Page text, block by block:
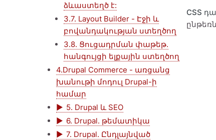
ձևաստեղծ է:
3.7. Layout Builder - Էջի և
բովանդակության ստեղծող
3.8. Ցուցադրման փաթեթ.
հանգույցի ելքային ստեղծող
4.Drupal Commerce - առցանց
խանութի մոդուլ Drupal-ի
համար
5. Drupal և SEO
6. Drupal. թեմատիկա
7. Drupal. Ընդլայնված
CSS